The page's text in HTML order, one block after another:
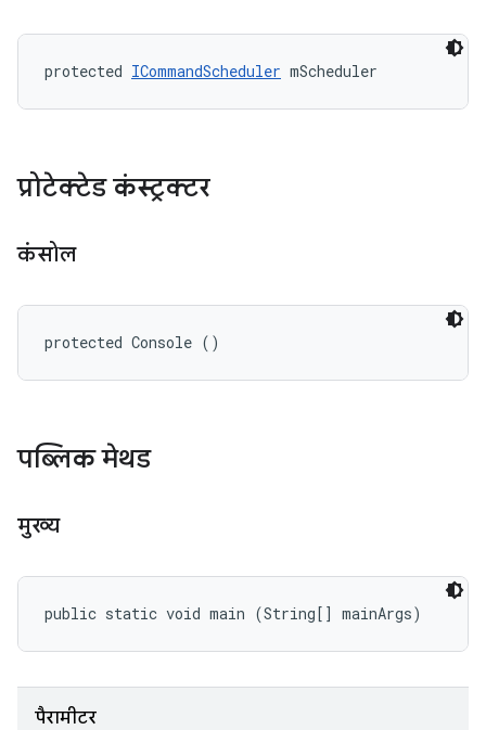
protected ICommandScheduler mScheduler
प्रोटेक्टेड कंस्ट्रक्टर
कंसोल
protected Console ()
पब्लिक मेथड
मुख्य
public static void main (String[] mainArgs)
पैरामीटर